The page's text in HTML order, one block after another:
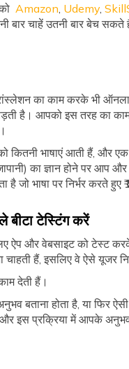
Amazon Udemy,
बार चाहें उतनी बार बेच
का काम करके भी
है। आपको इस तरह का
कितनी भाषाएं आती हैं, और
का ज्ञान होने पर
है जो भाषा पर निर्भर करते हुए
बीटा टेस्टिंग करें
ऐप और वेबसाइट को
हैं, इसलिए वे ऐसे यूजर
देती हैं।
बताना होता है, या फिर
और इस प्रक्रिया में आपके